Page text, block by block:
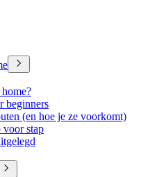
beginners
(en hoe je ze voorkomt)
voor stap